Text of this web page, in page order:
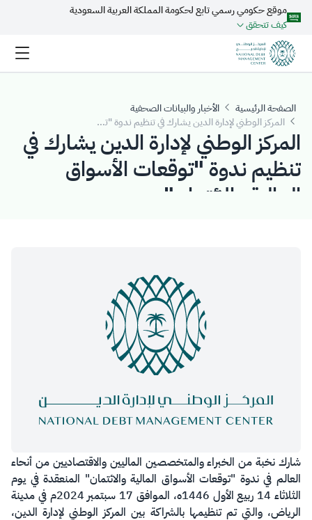
تخطي إلى المحتوى الرئيسي
موقع حكومي رسمي تابع لحكومة المملكة العربية السعودية
كيف تتحقق
الصفحة الرئيسية
الأخبار والبيانات الصحفية
المركز الوطني لإدارة الدين يشارك في تنظيم ندوة "توقعات الأسواق المالية والائتمان"
المركز الوطني لإدارة الدين يشارك في
تنظيم ندوة "توقعات الأسواق
المالية والائتمان"
​شارك نخبة من الخبراء والمتخصصين الماليين والاقتصاديين من أنحاء
العالم في ندوة "توقعات الأسواق المالية والائتمان" المنعقدة في يوم
الثلاثاء 14 ربيع الأول 1446ه، الموافق 17 سبتمبر 2024م في مدينة
الرياض، والتي تم تنظيمها بالشراكة بين المركز الوطني لإدارة الدين،